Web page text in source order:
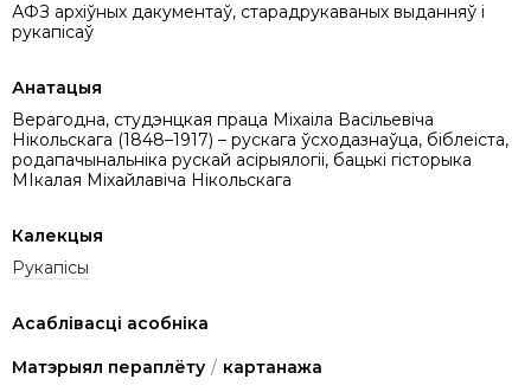
АФЗ архіўных дакументаў, старадрукаваных выданняў і
рукапісаў
Анатацыя
Верагодна, студэнцкая праца Міхаіла Васільевіча
Нікольскага (1848–1917) – рускага ўсходазнаўца, біблеіста,
родапачынальніка рускай асірыялогіі, бацькі гісторыка
МІкалая Міхайлавіча Нікольскага
Калекцыя
Рукапісы
Асаблівасці асобніка
Матэрыял пераплёту / картанажа